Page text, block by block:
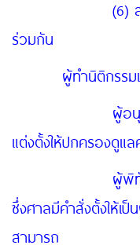
(6) สามีและภ
ร่วมกัน
ผู้ทำนิติกรรม
ผู้อนุบาล
แต่งตั้งให้ปกครองดูแ
ผู้พิทักษ์
ซึ่งศาลมีคำสั่งตั้งให้เ
สามารถ